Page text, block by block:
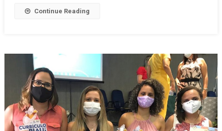
Continue Reading